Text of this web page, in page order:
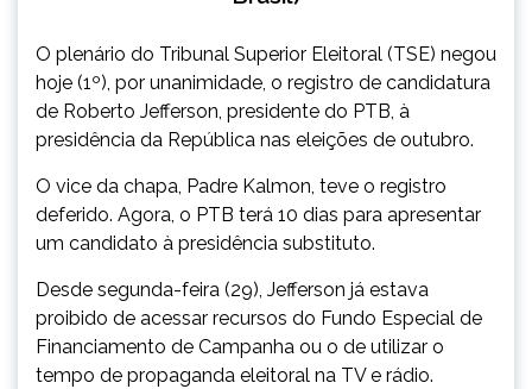
O plenário do Tribunal Superior Eleitoral (TSE) negou
hoje (1º), por unanimidade, o registro de candidatura
de Roberto Jefferson, presidente do PTB, à
presidência da República nas eleições de outubro.
O vice da chapa, Padre Kalmon, teve o registro
deferido. Agora, o PTB terá 10 dias para apresentar
um candidato à presidência substituto.
Desde segunda-feira (29), Jefferson já estava
proibido de acessar recursos do Fundo Especial de
Financiamento de Campanha ou o de utilizar o
tempo de propaganda eleitoral na TV e rádio.